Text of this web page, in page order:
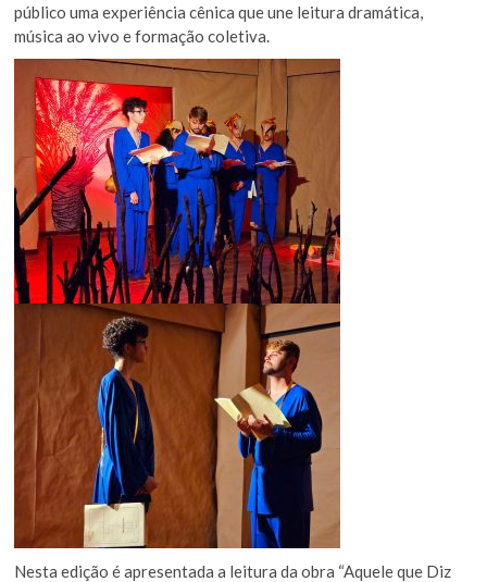
público uma experiência cênica que une leitura dramática,
música ao vivo e formação coletiva.
Nesta edição é apresentada a leitura da obra “Aquele que Diz